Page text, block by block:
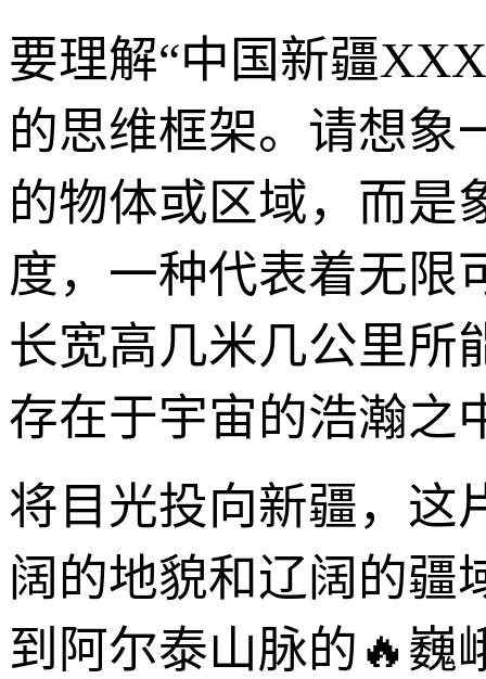
要理解“中国新疆
的思维框架。请想象
的物体或区域，而是
度，一种代表着无限
长宽高几米几公里所
存在于宇宙的浩瀚之
将目光投向新疆，这
阔的地貌和辽阔的疆
到阿尔泰山脉的🔥巍